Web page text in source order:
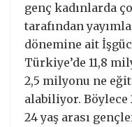
genç kadınlarda
tarafından
dönemine ait
Türkiye’de 11,8
2,5 milyonu ne
alabiliyor. Böylece
24 yaş arası